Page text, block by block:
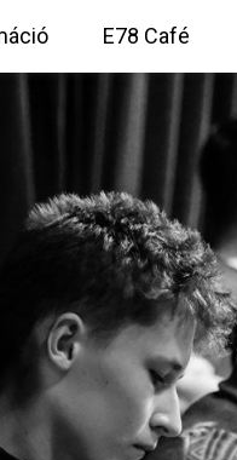
E78 Café